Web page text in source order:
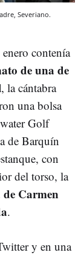
Severiano.
contenía
de una de
, la cántabra
una bolsa
Golf
de Barquín
con
del torso, la
Carmen
.
y en una